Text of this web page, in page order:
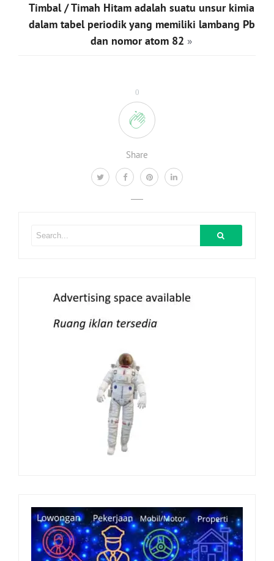
0
Share
Timbal / Timah Hitam adalah suatu unsur kimia
dalam tabel periodik yang memiliki lambang Pb
dan nomor atom 82 »